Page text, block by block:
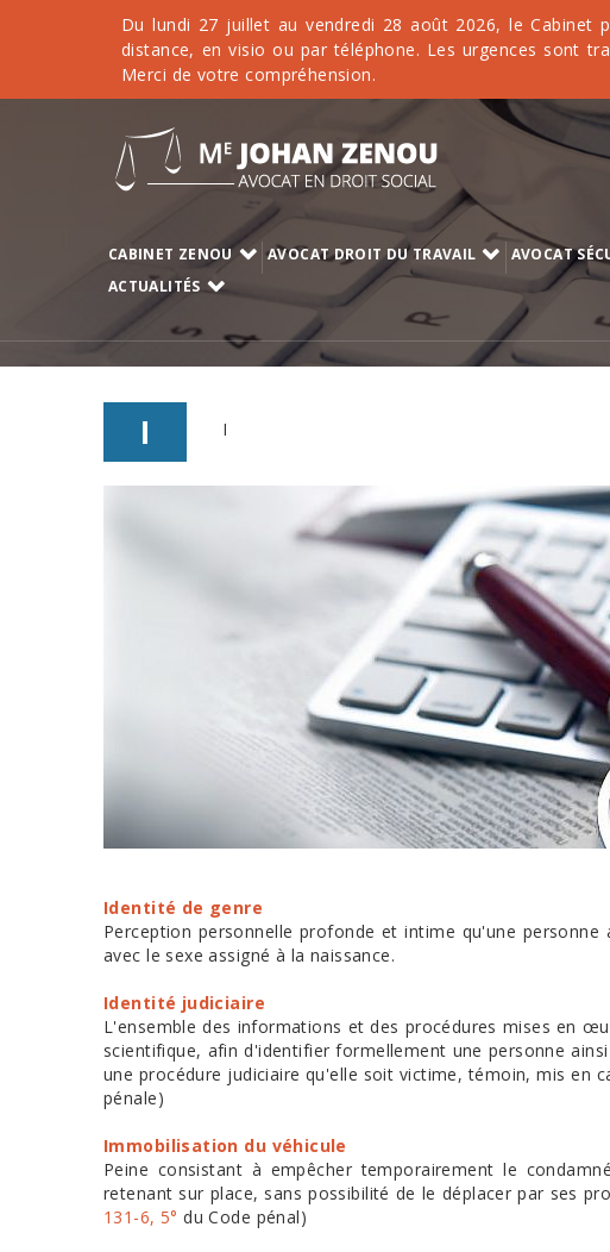
Du lundi 27 juillet au vendredi 28 août 2026, le Cabinet
distance, en visio ou par téléphone. Les urgences sont
Merci de votre compréhension.
CABINET ZENOU AVOCAT DROIT DU TRAVAIL AVOCAT
ACTUALITÉS
I I
Identité de genre
Perception personnelle profonde et intime qu'une
avec le sexe assigné à la naissance.
Identité judiciaire
L'ensemble des informations et des procédures mises en
scientifique, afin d'identifier formellement une personne
une procédure judiciaire qu'elle soit victime, témoin, mis en
pénale)
Immobilisation du véhicule
Peine consistant à empêcher temporairement le
retenant sur place, sans possibilité de le déplacer par ses
131-6, 5° du Code pénal)